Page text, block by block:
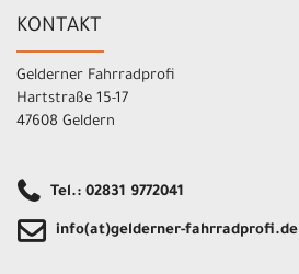
KONTAKT
Gelderner Fahrradprofi
Hartstraße 15-17
47608 Geldern
Tel.: 02831 9772041
info(at)gelderner-fahrradprofi.de